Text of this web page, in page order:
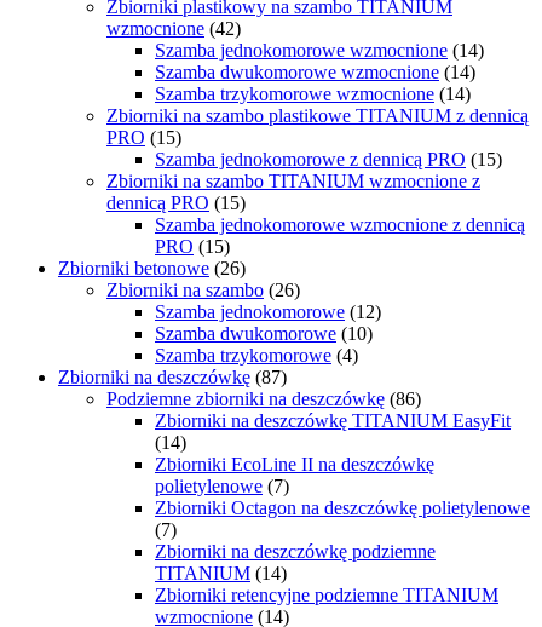
Zbiorniki plastikowy na szambo TITANIUM
wzmocnione (42)
Szamba jednokomorowe wzmocnione (14)
Szamba dwukomorowe wzmocnione (14)
Szamba trzykomorowe wzmocnione (14)
Zbiorniki na szambo plastikowe TITANIUM z dennicą
PRO (15)
Szamba jednokomorowe z dennicą PRO (15)
Zbiorniki na szambo TITANIUM wzmocnione z
dennicą PRO (15)
Szamba jednokomorowe wzmocnione z dennicą
PRO (15)
Zbiorniki betonowe (26)
Zbiorniki na szambo (26)
Szamba jednokomorowe (12)
Szamba dwukomorowe (10)
Szamba trzykomorowe (4)
Zbiorniki na deszczówkę (87)
Podziemne zbiorniki na deszczówkę (86)
Zbiorniki na deszczówkę TITANIUM EasyFit
(14)
Zbiorniki EcoLine II na deszczówkę
polietylenowe (7)
Zbiorniki Octagon na deszczówkę polietylenowe
(7)
Zbiorniki na deszczówkę podziemne
TITANIUM (14)
Zbiorniki retencyjne podziemne TITANIUM
wzmocnione (14)